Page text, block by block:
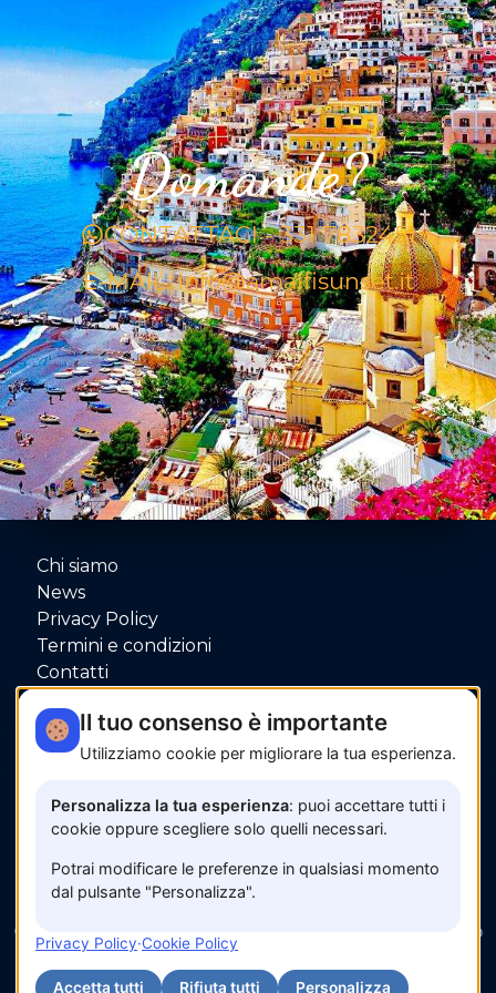
Domande?
CONTATTACI - 331 7832451
E-MAIL: info@amalfisunset.it
Chi siamo
News
Privacy Policy
Termini e condizioni
Contatti
Pagamenti sicuri con
© 2026 www.amalfisunset.it —
— Facciamo
cose…
Il tuo consenso è importante
Utilizziamo cookie per migliorare la tua esperienza.
Personalizza la tua esperienza: puoi accettare tutti i
cookie oppure scegliere solo quelli necessari.
Potrai modificare le preferenze in qualsiasi momento
dal pulsante "Personalizza".
Privacy Policy·Cookie Policy
Accetta tutti Rifiuta tutti Personalizza